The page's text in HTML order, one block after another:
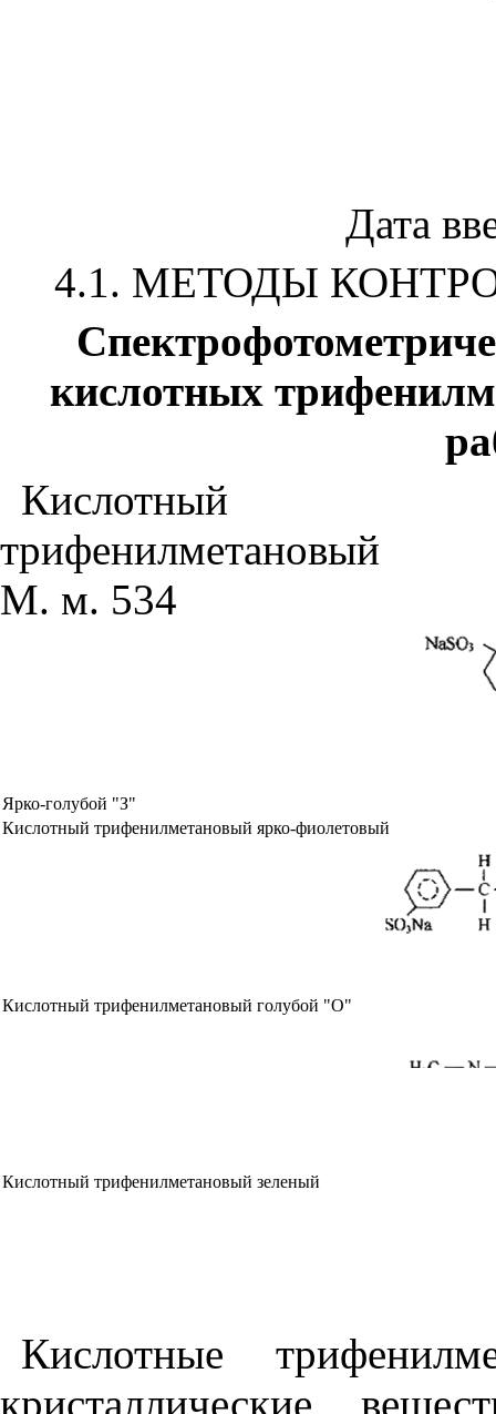
Дата
4.1. МЕТОДЫ
кислотных
Кислотный
трифенилметановый
М. м. 534
Ярко-голубой "З"
Кислотный трифенилметановый ярко-фиолетовый
Кислотный трифенилметановый голубой "О"
Кислотный трифенилметановый зеленый
Кислотные
кристаллические